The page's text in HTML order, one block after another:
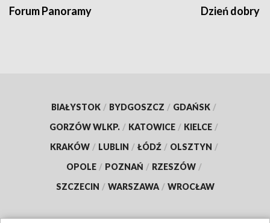
Forum Panoramy Dzień dobry
BIAŁYSTOK / BYDGOSZCZ / GDAŃSK /
GORZÓW WLKP. / KATOWICE / KIELCE /
KRAKÓW / LUBLIN / ŁÓDŹ / OLSZTYN /
OPOLE / POZNAŃ / RZESZÓW /
SZCZECIN / WARSZAWA / WROCŁAW